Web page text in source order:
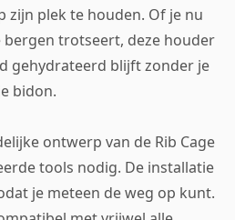
zijn plek te houden. Of je nu
trotseert, deze houder
gehydrateerd blijft zonder je
bidon.
ontwerp van de Rib Cage
tools nodig. De installatie
je meteen de weg op kunt.